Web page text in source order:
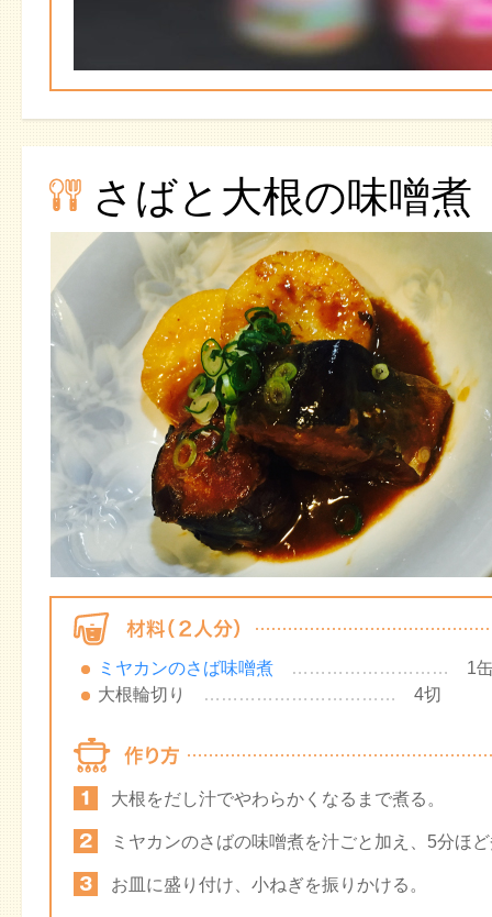
さばと大根の味噌煮
ミヤカンのさば味噌煮 ………………………
1
大根輪切り
…………………………… 4切
大根をだし汁でやわらかくなるまで煮る。
ミヤカンのさばの味噌煮を汁ごと加え、5分ほ
お皿に盛り付け、小ねぎを振りかける。